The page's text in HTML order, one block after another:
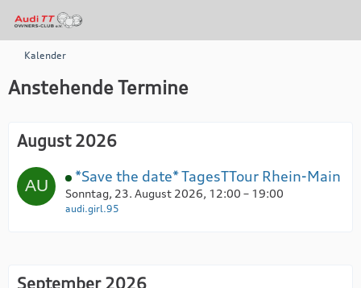
Kalender
Anstehende Termine
August 2026
*Save the date* TagesTTour Rhein-Main
Sonntag, 23. August 2026, 12:00 – 19:00
audi.girl.95
September 2026